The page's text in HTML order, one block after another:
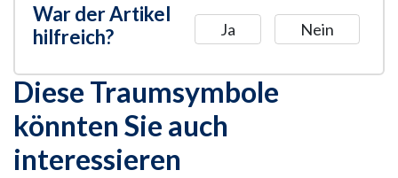
War der Artikel
hilfreich?
Ja Nein
Diese Traumsymbole
könnten Sie auch
interessieren